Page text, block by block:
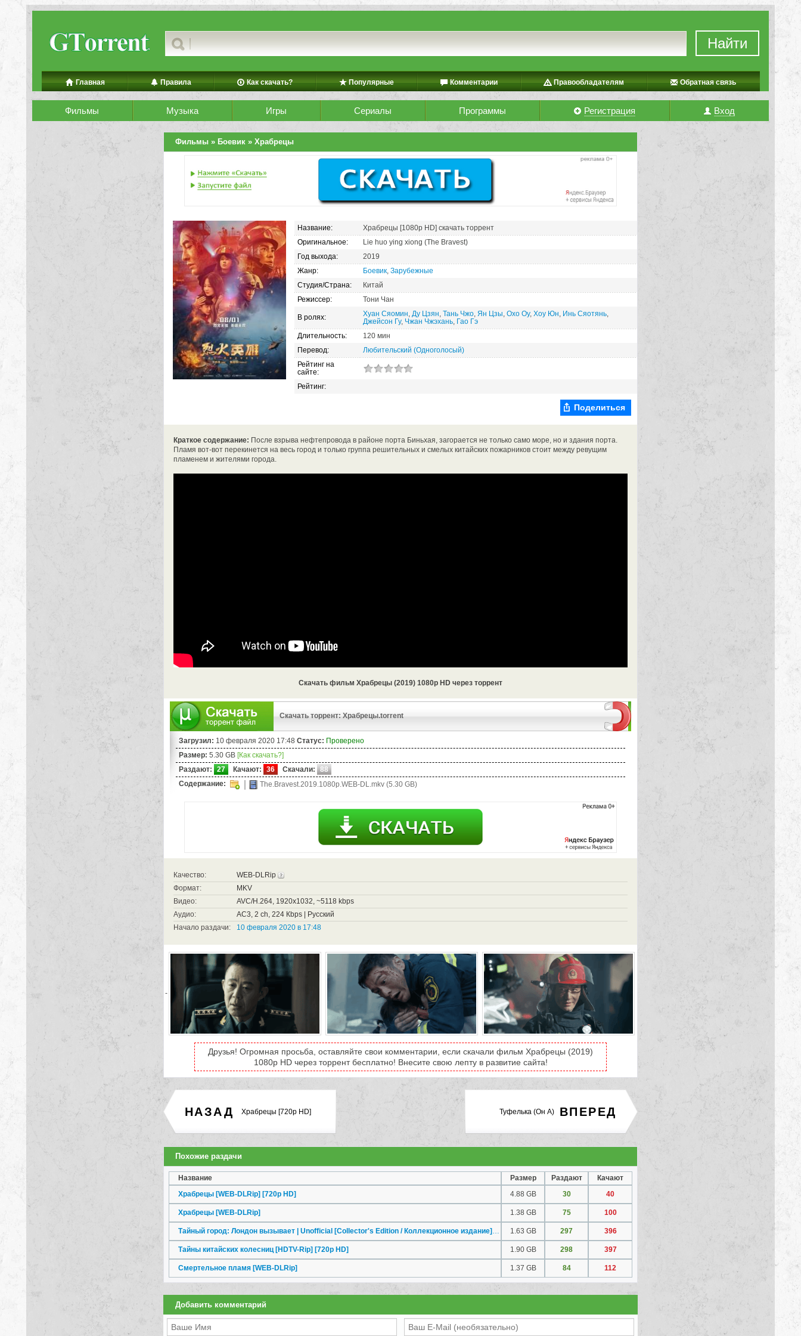
Найти
Главная Правила Как скачать? Популярные Комментарии Правообладателям Обратная связь
Фильмы Музыка Игры Сериалы Программы Регистрация Вход
Фильмы » Боевик » Храбрецы
Название:
Храбрецы [1080p HD] скачать торрент
Оригинальное:
Lie huo ying xiong (The Bravest)
Год выхода:
2019
Жанр:
Боевик, Зарубежные
Студия/Страна:
Китай
Режиссер:
Тони Чан
В ролях: Хуан Сяомин, Ду Цзян, Тань Чжо, Ян Цзы, Охо Оу, Хоу Юн, Инь Сяотянь,
Джейсон Гу, Чжан Чжэхань, Гао Гэ
Длительность:
120 мин
Перевод:
Любительский (Одноголосый)
Рейтинг на
сайте:
Рейтинг:
Поделиться
Краткое содержание: После взрыва нефтепровода в районе порта Биньхая, загорается не только само море, но и здания порта.
Пламя вот-вот перекинется на весь город и только группа решительных и смелых китайских пожарников стоит между ревущим
пламенем и жителями города.
Скачать фильм Храбрецы (2019) 1080p HD через торрент
Скачать торрент: Храбрецы.torrent
Загрузил: 10 февраля 2020 17:48 Статус: Проверено
Размер: 5.30 GB [Как скачать?]
Раздают:
27 Качают: 36 Скачали:
88
Содержание:
The.Bravest.2019.1080p.WEB-DL.mkv (5.30 GB)
Качество:
WEB-DLRip
Формат:
MKV
Видео:
AVC/H.264, 1920x1032, ~5118 kbps
Аудио:
AC3, 2 ch, 224 Кbps | Русский
Начало раздачи:
10 февраля 2020 в 17:48
-
Друзья! Огромная просьба, оставляйте свои комментарии, если скачали фильм Храбрецы (2019)
1080p HD через торрент бесплатно! Внесите свою лепту в развитие сайта!
НАЗАД Храбрецы [720p HD] ВПЕРЕД
Туфелька (Он А)
Похожие раздачи
Название Размер Раздают
Качают
Храбрецы [WEB-DLRip] [720p HD]
4.88 GB 30 40
Храбрецы [WEB-DLRip] 1.38 GB 75 100
1.63 GB 297 396
Тайны китайских колесниц [HDTV-Rip] [720p HD] 1.90 GB 298 397
Смертельное пламя [WEB-DLRip] 1.37 GB 84 112
Добавить комментарий